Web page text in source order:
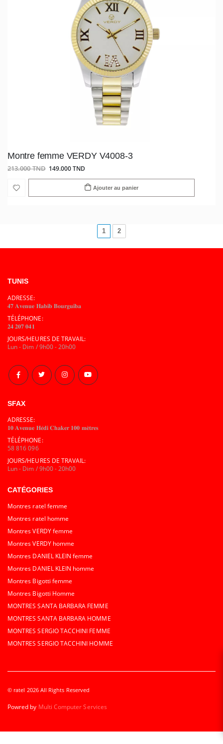
Montre femme VERDY V4008-3
213.000 TND 149.000 TND
Ajouter au panier
1 2
TUNIS
ADRESSE:
𝟒𝟕 𝐀𝐯𝐞𝐧𝐮𝐞 𝐇𝐚𝐛𝐢𝐛 𝐁𝐨𝐮𝐫𝐠𝐮𝐢𝐛𝐚
TÉLÉPHONE:
𝟐𝟒 𝟐𝟎𝟕 𝟎𝟒𝟏
JOURS/HEURES DE TRAVAIL:
Lun - Dim / 9h00 - 20h00
SFAX
ADRESSE:
𝟏𝟎 𝐀𝐯𝐞𝐧𝐮𝐞 𝐇𝐞́𝐝𝐢 𝐂𝐡𝐚𝐤𝐞𝐫 𝟏𝟎𝟎 𝐦𝐞̀𝐭𝐫𝐞𝐬
TÉLÉPHONE:
58 816 096
JOURS/HEURES DE TRAVAIL:
Lun - Dim / 9h00 - 20h00
CATÉGORIES
Montres ratel femme
Montres ratel homme
Montres VERDY femme
Montres VERDY homme
Montres DANIEL KLEIN femme
Montres DANIEL KLEIN homme
Montres Bigotti femme
Montres Bigotti Homme
MONTRES SANTA BARBARA FEMME
MONTRES SANTA BARBARA HOMME
MONTRES SERGIO TACCHINI FEMME
MONTRES SERGIO TACCHINI HOMME
© ratel 2026 All Rights Reserved
Powred by Multi Computer Services